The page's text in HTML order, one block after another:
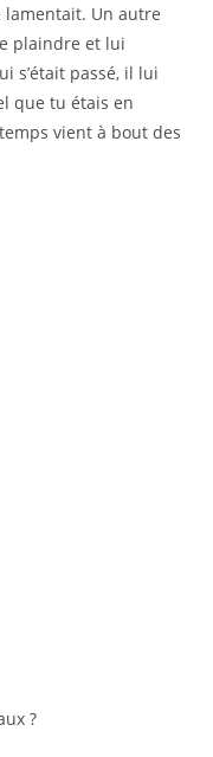
Un autre
plaindre et lui
s’était passé, il lui
que tu étais en
vient à bout des
?